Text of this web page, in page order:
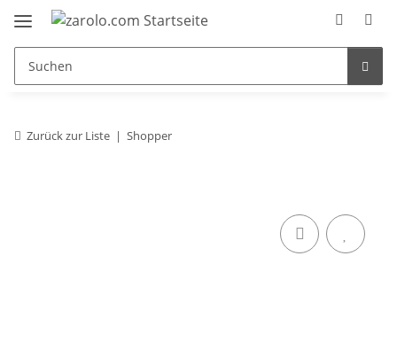
Zurück zur Liste Shopper